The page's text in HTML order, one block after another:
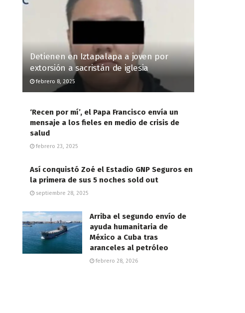
Detienen en Iztapalapa a joven por
extorsión a sacristán de iglesia
febrero 8, 2025
‘Recen por mí’, el Papa Francisco envía un
mensaje a los fieles en medio de crisis de
salud
febrero 23, 2025
Así conquistó Zoé el Estadio GNP Seguros en
la primera de sus 5 noches sold out
septiembre 28, 2025
Arriba el segundo envío de
ayuda humanitaria de
México a Cuba tras
aranceles al petróleo
febrero 28, 2026